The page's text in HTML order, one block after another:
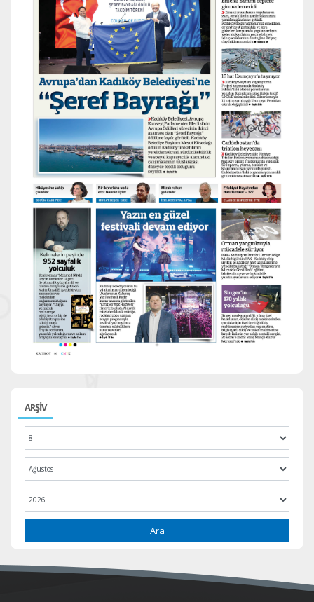
ARŞİV
Ara